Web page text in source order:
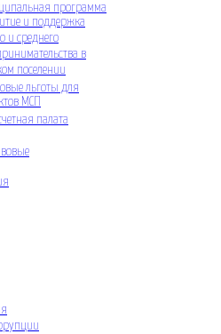
программа
и поддержка
и среднего
в
поселении
льготы для
МСП
палата